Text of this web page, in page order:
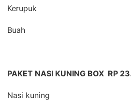
Kerupuk
Buah
PAKET NASI KUNING BOX RP
Nasi kuning